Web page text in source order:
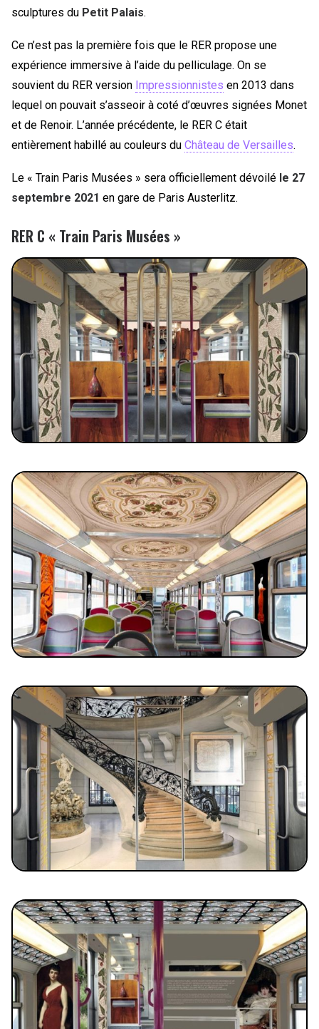
sculptures du Petit Palais.
Ce n’est pas la première fois que le RER propose une
expérience immersive à l’aide du pelliculage. On se
souvient du RER version Impressionnistes en 2013 dans
lequel on pouvait s’asseoir à coté d’œuvres signées Monet
et de Renoir. L’année précédente, le RER C était
entièrement habillé au couleurs du Château de Versailles.
Le « Train Paris Musées » sera officiellement dévoilé le 27
septembre 2021 en gare de Paris Austerlitz.
RER C « Train Paris Musées »